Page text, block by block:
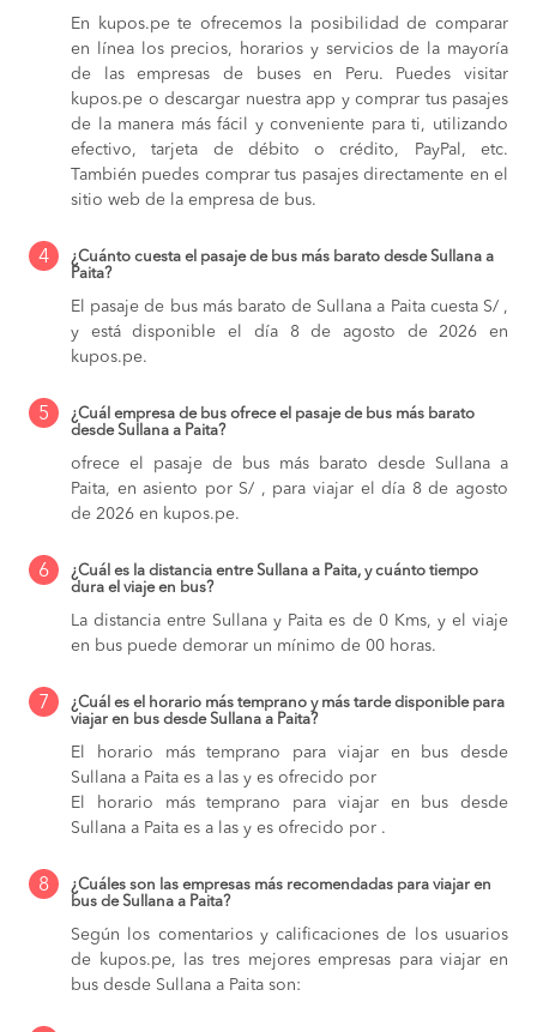
En kupos.pe te ofrecemos la posibilidad de comparar
en línea los precios, horarios y servicios de la mayoría
de las empresas de buses en Peru. Puedes visitar
kupos.pe o descargar nuestra app y comprar tus pasajes
de la manera más fácil y conveniente para ti, utilizando
efectivo, tarjeta de débito o crédito, PayPal, etc.
También puedes comprar tus pasajes directamente en el
sitio web de la empresa de bus.
4
¿Cuánto cuesta el pasaje de bus más barato desde Sullana a
Paita?
El pasaje de bus más barato de Sullana a Paita cuesta S/ ,
y está disponible el día 8 de agosto de 2026 en
kupos.pe.
5
¿Cuál empresa de bus ofrece el pasaje de bus más barato
desde Sullana a Paita?
ofrece el pasaje de bus más barato desde Sullana a
Paita, en asiento por S/ , para viajar el día 8 de agosto
de 2026 en kupos.pe.
6
¿Cuál es la distancia entre Sullana a Paita, y cuánto tiempo
dura el viaje en bus?
La distancia entre Sullana y Paita es de 0 Kms, y el viaje
en bus puede demorar un mínimo de 00 horas.
7
¿Cuál es el horario más temprano y más tarde disponible para
viajar en bus desde Sullana a Paita?
El horario más temprano para viajar en bus desde
Sullana a Paita es a las y es ofrecido por
El horario más temprano para viajar en bus desde
Sullana a Paita es a las y es ofrecido por .
8
¿Cuáles son las empresas más recomendadas para viajar en
bus de Sullana a Paita?
Según los comentarios y calificaciones de los usuarios
de kupos.pe, las tres mejores empresas para viajar en
bus desde Sullana a Paita son: